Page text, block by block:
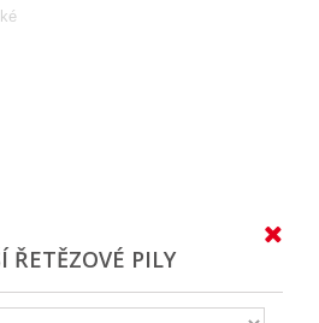
ŘETĚZOVÉ PILY